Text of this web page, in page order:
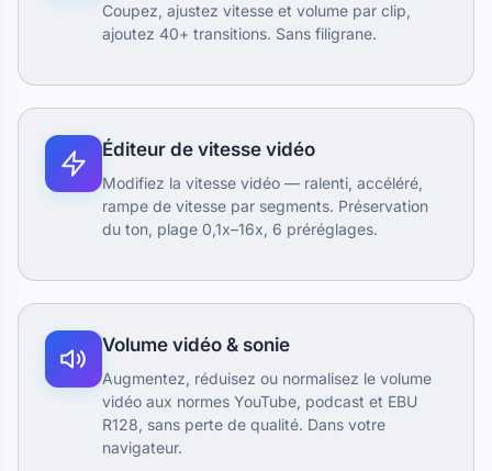
Coupez, ajustez vitesse et volume par clip,
ajoutez 40+ transitions. Sans filigrane.
Éditeur de vitesse vidéo
Modifiez la vitesse vidéo — ralenti, accéléré,
rampe de vitesse par segments. Préservation
du ton, plage 0,1x–16x, 6 préréglages.
Volume vidéo & sonie
Augmentez, réduisez ou normalisez le volume
vidéo aux normes YouTube, podcast et EBU
R128, sans perte de qualité. Dans votre
navigateur.